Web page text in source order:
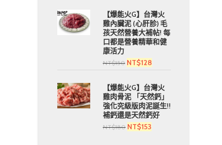
【爆能火G】台灣火
雞內臟泥 (心肝胗) 毛
孩天然營養大補帖! 每
口都是營養精華和健
康活力
NT$150 NT$128
【爆能火G】台灣火
雞肉骨泥 「天然鈣」
強化究級版肉泥誕生!!
補鈣還是天然鈣好
NT$180 NT$153